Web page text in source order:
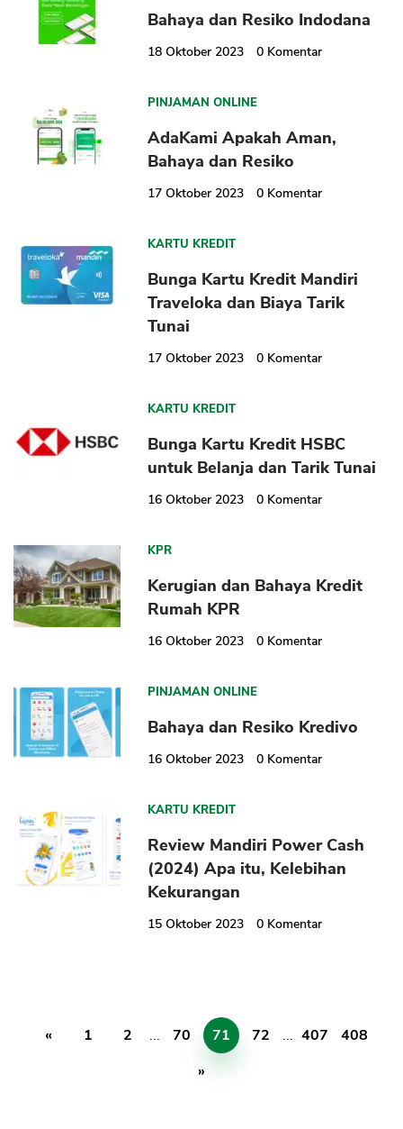
Bahaya dan Resiko Indodana
18 Oktober 2023 0 Komentar
PINJAMAN ONLINE
AdaKami Apakah Aman,
Bahaya dan Resiko
17 Oktober 2023 0 Komentar
KARTU KREDIT
Bunga Kartu Kredit Mandiri
Traveloka dan Biaya Tarik
Tunai
17 Oktober 2023 0 Komentar
KARTU KREDIT
Bunga Kartu Kredit HSBC
untuk Belanja dan Tarik Tunai
16 Oktober 2023 0 Komentar
KPR
Kerugian dan Bahaya Kredit
Rumah KPR
16 Oktober 2023 0 Komentar
PINJAMAN ONLINE
Bahaya dan Resiko Kredivo
16 Oktober 2023 0 Komentar
KARTU KREDIT
Review Mandiri Power Cash
(2024) Apa itu, Kelebihan
Kekurangan
15 Oktober 2023 0 Komentar
« 1 2 ... 70 71 72 ... 407
408
»